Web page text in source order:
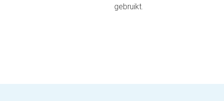
gebruikt.